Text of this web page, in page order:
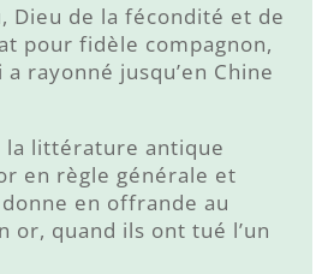
Dieu de la fécondité et de
pour fidèle compagnon,
rayonné jusqu’en Chine
la littérature antique
en règle générale et
en offrande au
or, quand ils ont tué l’un